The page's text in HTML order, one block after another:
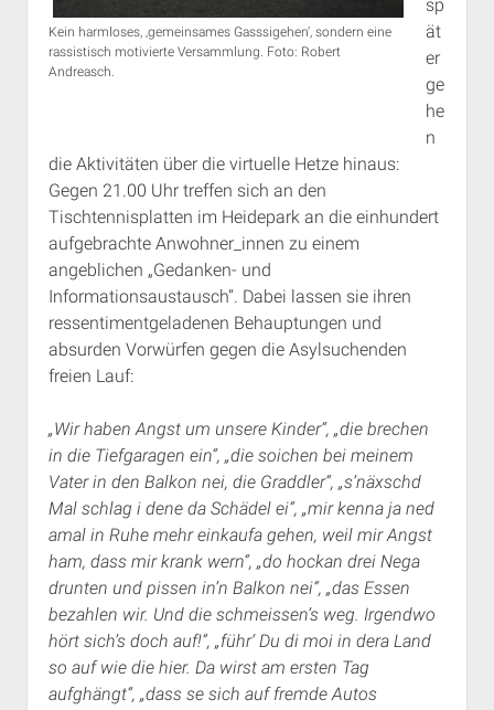
Kein harmloses, ‚gemeinsames Gasssigehen‘, sondern eine
rassistisch motivierte Versammlung. Foto: Robert
Andreasch.
sp
ät
er
ge
he
n
die Aktivitäten über die virtuelle Hetze hinaus:
Gegen 21.00 Uhr treffen sich an den
Tischtennisplatten im Heidepark an die einhundert
aufgebrachte Anwohner_innen zu einem
angeblichen „Gedanken- und
Informationsaustausch“. Dabei lassen sie ihren
ressentimentgeladenen Behauptungen und
absurden Vorwürfen gegen die Asylsuchenden
freien Lauf:
„Wir haben Angst um unsere Kinder“, „die brechen
in die Tiefgaragen ein“, „die soichen bei meinem
Vater in den Balkon nei, die Graddler“, „s’näxschd
Mal schlag i dene da Schädel ei“, „mir kenna ja ned
amal in Ruhe mehr einkaufa gehen, weil mir Angst
ham, dass mir krank wern“, „do hockan drei Nega
drunten und pissen in’n Balkon nei“, „das Essen
bezahlen wir. Und die schmeissen’s weg. Irgendwo
hört sich’s doch auf!“, „führ‘ Du di moi in dera Land
so auf wie die hier. Da wirst am ersten Tag
aufghängt“, „dass se sich auf fremde Autos